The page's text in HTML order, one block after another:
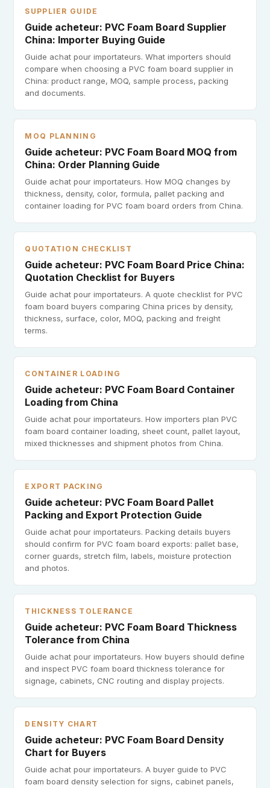
SUPPLIER GUIDE
Guide acheteur: PVC Foam Board Supplier
China: Importer Buying Guide
Guide achat pour importateurs. What importers should
compare when choosing a PVC foam board supplier in
China: product range, MOQ, sample process, packing
and documents.
MOQ PLANNING
Guide acheteur: PVC Foam Board MOQ from
China: Order Planning Guide
Guide achat pour importateurs. How MOQ changes by
thickness, density, color, formula, pallet packing and
container loading for PVC foam board orders from China.
QUOTATION CHECKLIST
Guide acheteur: PVC Foam Board Price China:
Quotation Checklist for Buyers
Guide achat pour importateurs. A quote checklist for PVC
foam board buyers comparing China prices by density,
thickness, surface, color, MOQ, packing and freight
terms.
CONTAINER LOADING
Guide acheteur: PVC Foam Board Container
Loading from China
Guide achat pour importateurs. How importers plan PVC
foam board container loading, sheet count, pallet layout,
mixed thicknesses and shipment photos from China.
EXPORT PACKING
Guide acheteur: PVC Foam Board Pallet
Packing and Export Protection Guide
Guide achat pour importateurs. Packing details buyers
should confirm for PVC foam board exports: pallet base,
corner guards, stretch film, labels, moisture protection
and photos.
THICKNESS TOLERANCE
Guide acheteur: PVC Foam Board Thickness
Tolerance from China
Guide achat pour importateurs. How buyers should define
and inspect PVC foam board thickness tolerance for
signage, cabinets, CNC routing and display projects.
DENSITY CHART
Guide acheteur: PVC Foam Board Density
Chart for Buyers
Guide achat pour importateurs. A buyer guide to PVC
foam board density selection for signs, cabinet panels,